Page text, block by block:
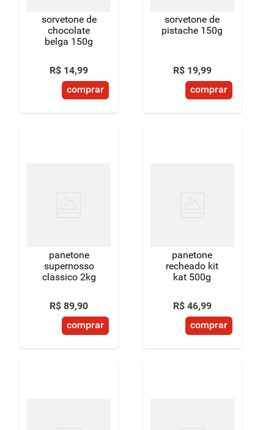
sorvetone de
chocolate
belga 150g
R$ 14,99
comprar
sorvetone de
pistache 150g
R$ 19,99
comprar
panetone
supernosso
classico 2kg
R$ 89,90
comprar
panetone
recheado kit
kat 500g
R$ 46,99
comprar